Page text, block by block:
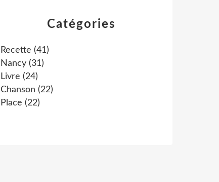
Catégories
Recette (41)
Nancy (31)
Livre (24)
Chanson (22)
Place (22)